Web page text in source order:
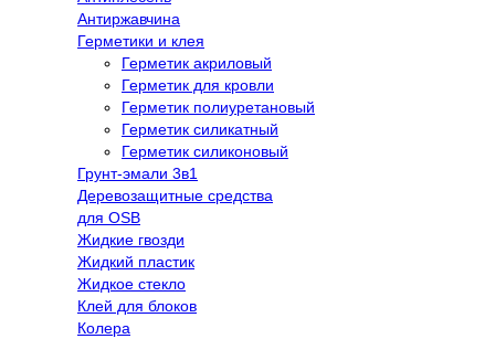
Антиржавчина
Герметики и клея
Герметик акриловый
Герметик для кровли
Герметик полиуретановый
Герметик силикатный
Герметик силиконовый
Грунт-эмали 3в1
Деревозащитные средства
для OSB
Жидкие гвозди
Жидкий пластик
Жидкое стекло
Клей для блоков
Колера